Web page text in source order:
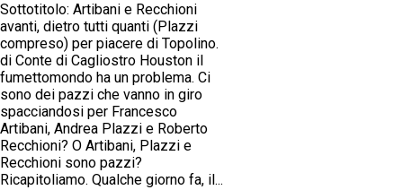
Sottotitolo: Artibani e Recchioni
avanti, dietro tutti quanti (Plazzi
compreso) per piacere di Topolino.
di Conte di Cagliostro Houston il
fumettomondo ha un problema. Ci
sono dei pazzi che vanno in giro
spacciandosi per Francesco
Artibani, Andrea Plazzi e Roberto
Recchioni? O Artibani, Plazzi e
Recchioni sono pazzi?
Ricapitoliamo. Qualche giorno fa, il...